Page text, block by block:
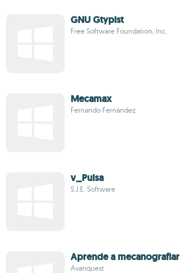
GNU Gtypist
Free Software Foundation, Inc.
Mecamax
Fernando Fernández
v_Pulsa
S.J.E. Software
Aprende a mecanografiar
Avanquest